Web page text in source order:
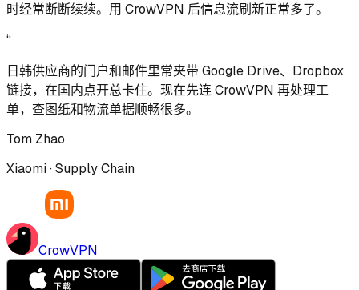
时经常断断续续。用 CrowVPN 后信息流刷新正常多了。
“
日韩供应商的门户和邮件里常夹带 Google Drive、Dropbox
链接，在国内点开总卡住。现在先连 CrowVPN 再处理工
单，查图纸和物流单据顺畅很多。
Tom Zhao
Xiaomi · Supply Chain
CrowVPN